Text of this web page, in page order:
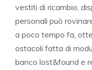
vestiti di ricambio,
personali può
a poco tempo fa,
ostacoli fatta di
banco lost&found e